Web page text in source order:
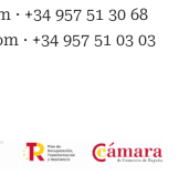
+34 957 51 30 68
+34 957 51 03 03